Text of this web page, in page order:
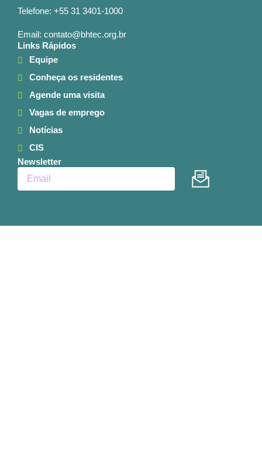
Telefone: +55 31 3401-1000
Email: contato@bhtec.org.br
Links Rápidos
Equipe
Conheça os residentes
Agende uma visita
Vagas de emprego
Notícias
CIS
Newsletter
Enviar